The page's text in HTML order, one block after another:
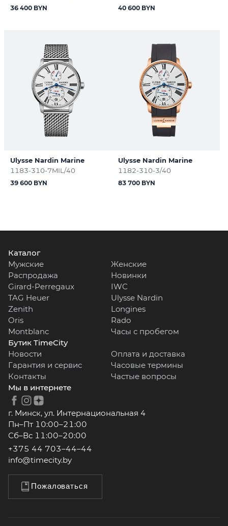
36 400 BYN 40 600 BYN
Ulysse Nardin Marine
1183-310-7MIL/40
39 600 BYN
Ulysse Nardin Marine
1182-310-3/40
83 700 BYN
Каталог
Мужские
Женские
Распродажа
Новинки
Girard-Perregaux
IWC
TAG Heuer
Ulysse Nardin
Zenith
Longines
Oris
Rado
Montblanc
Часы с пробегом
Бутик TimeCity
Новости
Оплата и доставка
Гарантия и сервис
Часовые термины
Контакты
Частые вопросы
Мы в интернете
г. Минск, ул. Интернациональная 4
Пн–Пт 10:00–21:00
Сб–Вс 11:00–20:00
+375 44 703–44–44
info@timecity.by
Пожаловаться